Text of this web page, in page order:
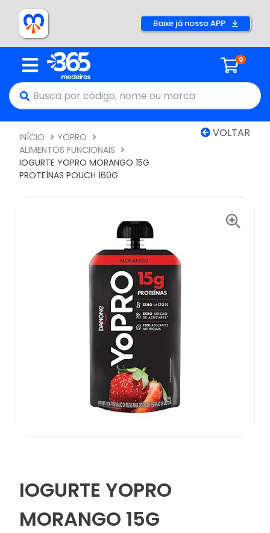
Baixe já nosso APP
0
VOLTAR
INÍCIO
YOPRO
ALIMENTOS FUNCIONAIS
IOGURTE YOPRO MORANGO 15G
PROTEÍNAS POUCH 160G
IOGURTE YOPRO
MORANGO 15G